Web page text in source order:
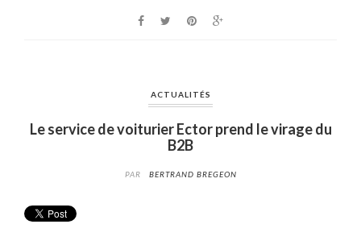
ACTUALITÉS
Le service de voiturier Ector prend le virage du
B2B
PAR BERTRAND BREGEON